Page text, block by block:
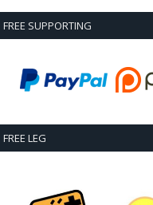
FREE SUPPORTING
FREE LEG